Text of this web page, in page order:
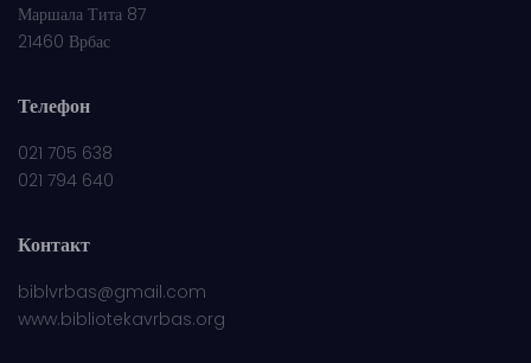
Маршала Тита 87
21460 Врбас
Телефон
021 705 638
021 794 640
Контакт
biblvrbas@gmail.com
www.bibliotekavrbas.org